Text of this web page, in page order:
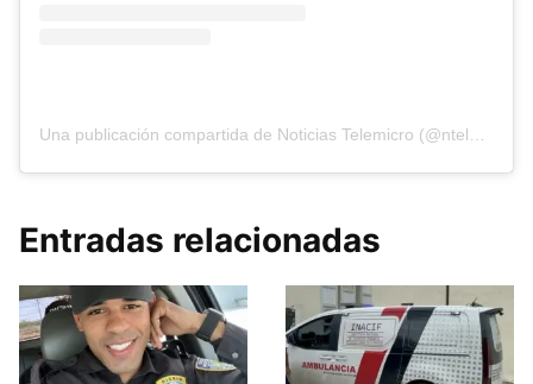
Una publicación compartida de Noticias Telemicro (@ntelemicro5)
Entradas relacionadas